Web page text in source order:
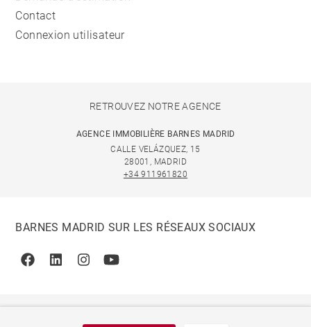
Contact
Connexion utilisateur
RETROUVEZ NOTRE AGENCE
AGENCE IMMOBILIÈRE BARNES MADRID
CALLE VELÁZQUEZ, 15
28001, MADRID
+34 911961820
BARNES MADRID SUR LES RÉSEAUX SOCIAUX
FacebookLinkedinInstagramYoutube